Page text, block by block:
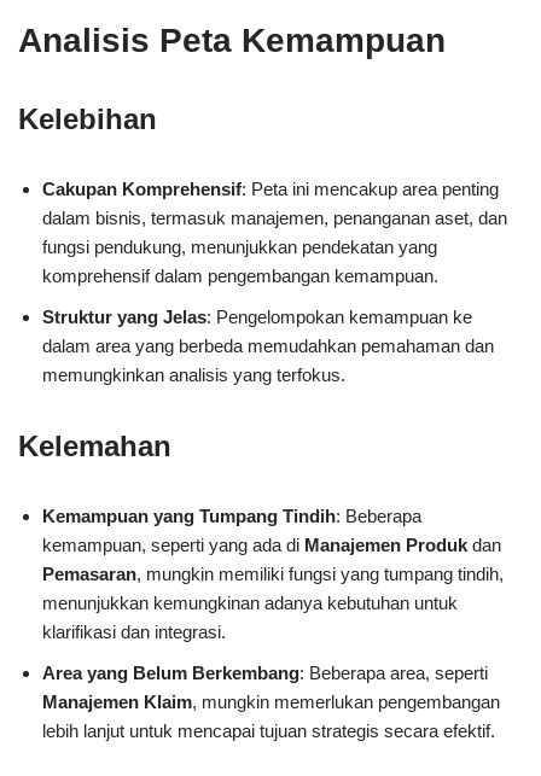
Analisis Peta Kemampuan
Kelebihan
Cakupan Komprehensif: Peta ini mencakup area penting
dalam bisnis, termasuk manajemen, penanganan aset, dan
fungsi pendukung, menunjukkan pendekatan yang
komprehensif dalam pengembangan kemampuan.
Struktur yang Jelas: Pengelompokan kemampuan ke
dalam area yang berbeda memudahkan pemahaman dan
memungkinkan analisis yang terfokus.
Kelemahan
Kemampuan yang Tumpang Tindih: Beberapa
kemampuan, seperti yang ada di Manajemen Produk dan
Pemasaran, mungkin memiliki fungsi yang tumpang tindih,
menunjukkan kemungkinan adanya kebutuhan untuk
klarifikasi dan integrasi.
Area yang Belum Berkembang: Beberapa area, seperti
Manajemen Klaim, mungkin memerlukan pengembangan
lebih lanjut untuk mencapai tujuan strategis secara efektif.